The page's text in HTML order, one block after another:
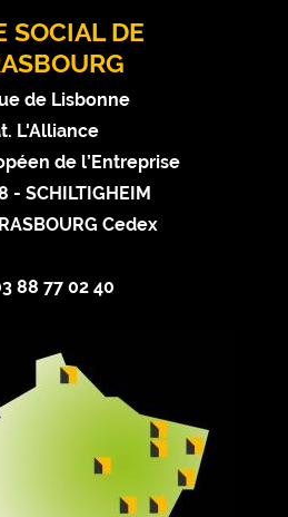
SOCIAL DE
de Lisbonne
L'Alliance
de l’Entreprise
- SCHILTIGHEIM
Cedex
88 77 02 40